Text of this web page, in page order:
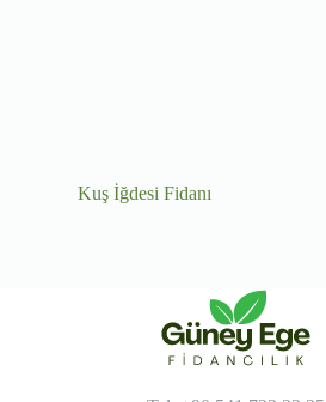
Kuş İğdesi Fidanı